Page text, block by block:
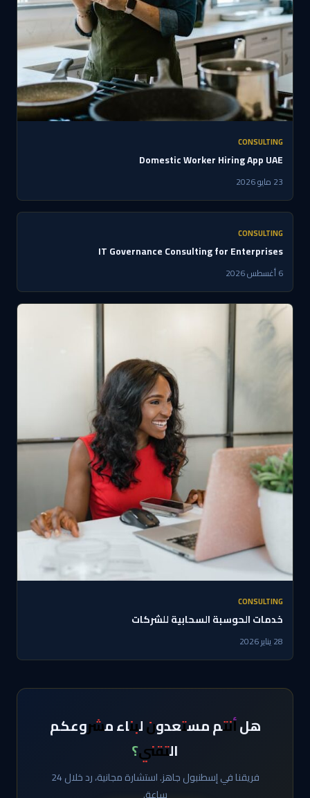
CONSULTING
Domestic Worker Hiring App UAE
23 مايو 2026
CONSULTING
IT Governance Consulting for Enterprises
6 أغسطس 2026
CONSULTING
خدمات الحوسبة السحابية للشركات
28 يناير 2026
هل أنتم مستعدون لبناء مشروعكم
التقني؟
فريقنا في إسطنبول جاهز. استشارة مجانية، رد خلال 24